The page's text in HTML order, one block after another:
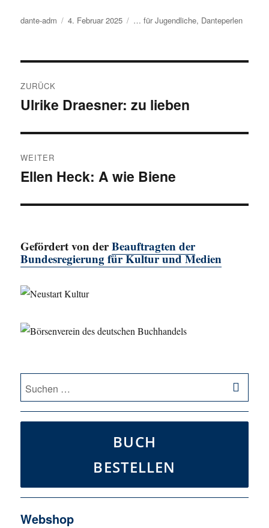
Autor
dante-adm
Veröffentlicht
4. Februar 2025 Kategorien
… für Jugendliche, Danteperlen
ZURÜCK
Vorheriger
Ulrike Draesner: zu lieben
WEITER
Nächster
Ellen Heck: A wie Biene
Gefördert von derBeauftragten der
Bundesregierung für Kultur und Medien
Suche
nach:
BUCH
BESTELLEN
Webshop